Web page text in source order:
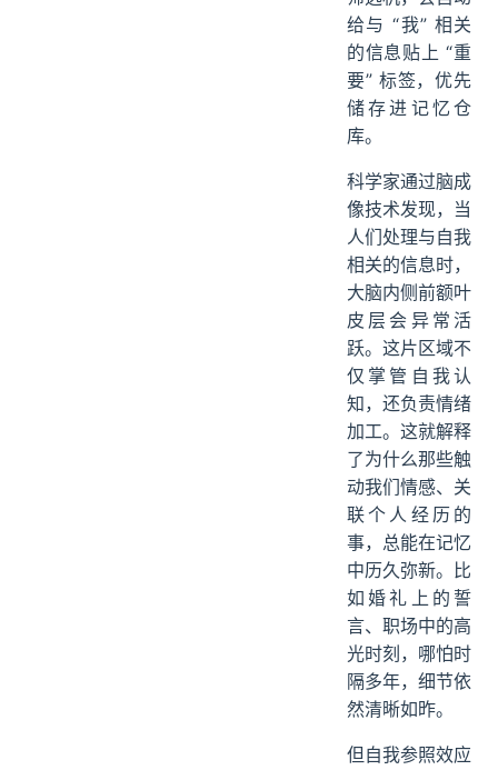
给与 “我” 相关
的信息贴上 “重
要” 标签，优先
储存进记忆仓
库。
科学家通过脑成
像技术发现，当
人们处理与自我
相关的信息时，
大脑内侧前额叶
皮层会异常活
跃。这片区域不
仅掌管自我认
知，还负责情绪
加工。这就解释
了为什么那些触
动我们情感、关
联个人经历的
事，总能在记忆
中历久弥新。比
如婚礼上的誓
言、职场中的高
光时刻，哪怕时
隔多年，细节依
然清晰如昨。
但自我参照效应